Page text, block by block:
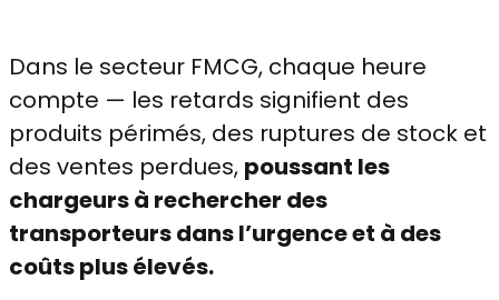
Dans le secteur FMCG, chaque heure
compte — les retards signifient des
produits périmés, des ruptures de stock et
des ventes perdues, poussant les
chargeurs à rechercher des
transporteurs dans l’urgence et à des
coûts plus élevés.